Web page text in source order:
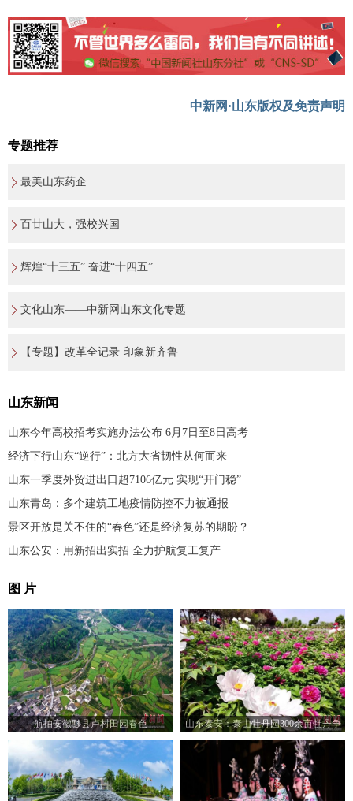
中新网·山东版权及免责声明
专题推荐
最美山东药企
百廿山大，强校兴国
辉煌“十三五” 奋进“十四五”
文化山东——中新网山东文化专题
【专题】改革全记录 印象新齐鲁
山东新闻
山东今年高校招考实施办法公布 6月7日至8日高考
经济下行山东“逆行”：北方大省韧性从何而来
山东一季度外贸进出口超7106亿元 实现“开门稳”
山东青岛：多个建筑工地疫情防控不力被通报
景区开放是关不住的“春色”还是经济复苏的期盼？
山东公安：用新招出实招 全力护航复工复产
图 片
航拍安徽黟县卢村田园春色
山东泰安：泰山牡丹园300余亩牡丹争
相绽放